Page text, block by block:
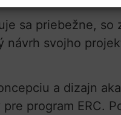
sa priebežne,
svojho
a dizajn
program ERC.